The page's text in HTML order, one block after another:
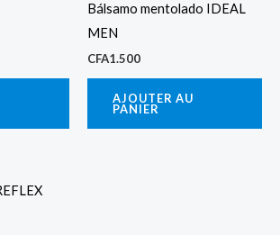
Bálsamo mentolado IDEAL
MEN
CFA1.500
AJOUTER AU
PANIER